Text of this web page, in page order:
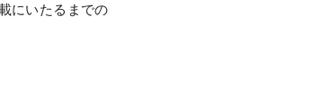
にいたるまでの